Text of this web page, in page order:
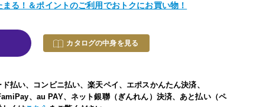
る！＆ポイントのご利用でおトクにお買い物！
カタログの中身を見る
払い、コンビニ払い、楽天ペイ、エポスかんたん決済、
、au PAY、ネット銀聯（ぎんれん）決済、あと払い（ペ